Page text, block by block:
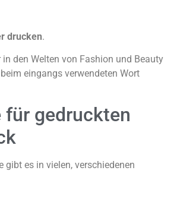
drucken.
den Welten von Fashion und Beauty
eingangs verwendeten Wort
für gedruckten
gibt es in vielen, verschiedenen